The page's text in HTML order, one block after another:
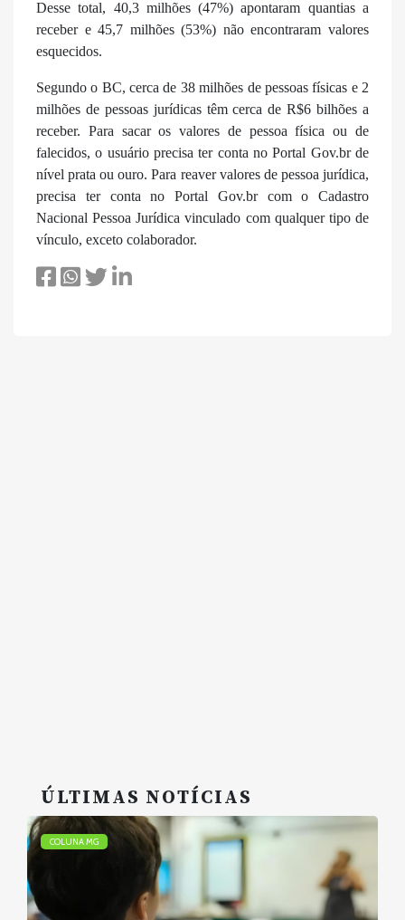
Desse total, 40,3 milhões (47%) apontaram quantias a
receber e 45,7 milhões (53%) não encontraram valores
esquecidos.
Segundo o BC, cerca de 38 milhões de pessoas físicas e 2
milhões de pessoas jurídicas têm cerca de R$6 bilhões a
receber. Para sacar os valores de pessoa física ou de
falecidos, o usuário precisa ter conta no Portal Gov.br de
nível prata ou ouro. Para reaver valores de pessoa jurídica,
precisa ter conta no Portal Gov.br com o Cadastro
Nacional Pessoa Jurídica vinculado com qualquer tipo de
vínculo, exceto colaborador.
ÚLTIMAS NOTÍCIAS
COLUNA MG